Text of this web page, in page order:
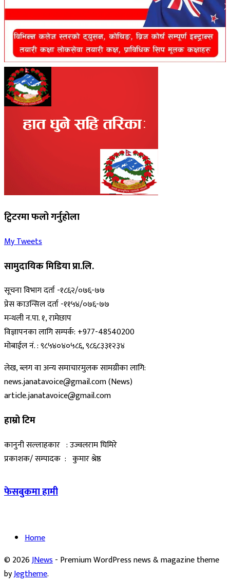
ट्विटरमा फलो गर्नुहोला
My Tweets
सामुदायिक मिडिया प्रा.लि.
सूचना विभाग दर्ता -१८६२/०७६-७७
प्रेस काउन्सिल दर्ता -११५४/०७६-७७
मन्थली न.पा. १, रामेछाप
विज्ञापनका लागि सम्पर्क: +977-48540200
मोबाईल नं. : ९८५४०४०५८६, ९८६८३३१२३४
लेख, ब्लग वा अन्य समाचारमुलक सामग्रीका लागि:
news.janatavoice@gmail.com (News)
article.janatavoice@gmail.com
हाम्रो टिम
कानुनी सल्लाहकार : उज्वलराम घिमिरे
प्रकाशक/ सम्पादक : कुमार श्रेष्ठ
फेसबुकमा हामी
Home
© 2026JNews- Premium WordPress news & magazine theme
byJegtheme.